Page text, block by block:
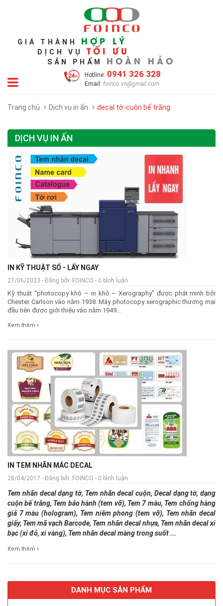
GIÁ THÀNH HỢP LÝ
DỊCH VỤ TỐI ƯU
SẢN PHẨM HOÀN HẢO
Hotline: 0941 326 328
Email: foinco.vn@gmail.com
Trang chủ Dịch vụ in ấn decal tờ-cuộn bế trắng
DỊCH VỤ IN ẤN
IN KỸ THUẬT SỐ - LẤY NGAY
27/06/2023 - Đăng bởi: FOINCO - 0 bình luận
Kỹ thuật “photocopy khô – in khô – Xerography” được phát minh bởi
Chester Carlson vào năm 1938. Máy photocopy xerographic thương mại
đầu tiên được giới thiệu vào năm 1949...
Xem thêm
IN TEM NHÃN MÁC DECAL
28/04/2017 - Đăng bởi: FOINCO - 0 bình luận
Tem nhãn decal dạng tờ, Tem nhãn decal cuộn, Decal dạng tờ, dạng
cuộn bế trắng, Tem bảo hành (tem vỡ), Tem 7 màu, Tem chống hàng
giả 7 màu (hologram), Tem niêm phong (tem vỡ), Tem nhãn decal
giấy, Tem mã vạch Barcode, Tem nhãn decal nhựa, Tem nhãn decal xi
bạc (xi đỏ, xi vàng), Tem nhãn decal màng trong suốt ...
Xem thêm
DANH MỤC SẢN PHẨM